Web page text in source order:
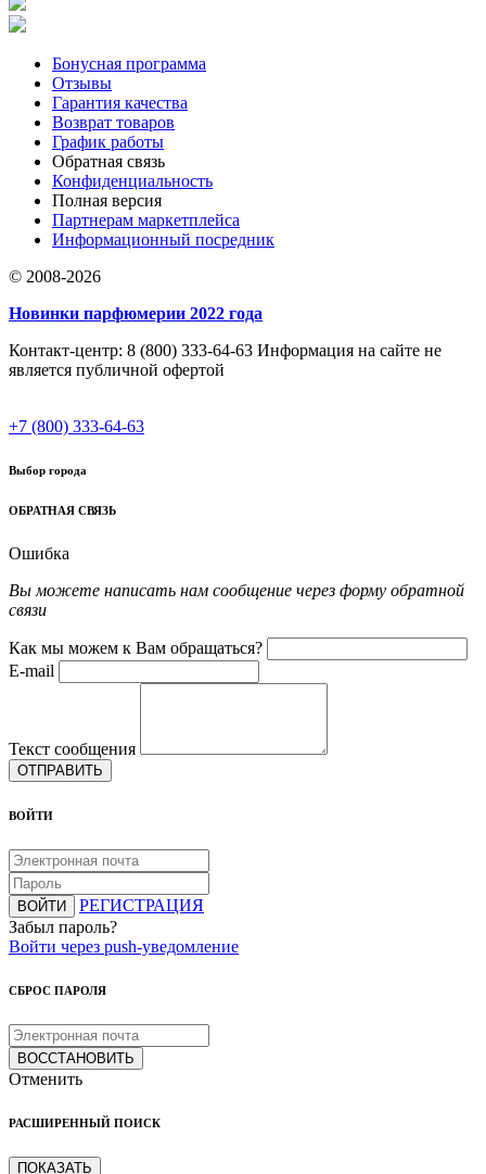
Бонусная программа
Отзывы
Гарантия качества
Возврат товаров
График работы
Обратная связь
Конфиденциальность
Полная версия
Партнерам маркетплейса
Информационный посредник
© 2008-2026
Новинки парфюмерии 2022 года
Контакт-центр: 8 (800) 333-64-63 Информация на сайте не
является публичной офертой
+7 (800) 333-64-63
Выбор города
ОБРАТНАЯ СВЯЗЬ
Ошибка
Вы можете написать нам сообщение через форму обратной
связи
Как мы можем к Вам обращаться?
E-mail
Текст сообщения
ОТПРАВИТЬ
ВОЙТИ
ВОЙТИ
РЕГИСТРАЦИЯ
Забыл пароль?
Войти через push-уведомление
СБРОС ПАРОЛЯ
ВОССТАНОВИТЬ
Отменить
РАСШИРЕННЫЙ ПОИСК
ПОКАЗАТЬ